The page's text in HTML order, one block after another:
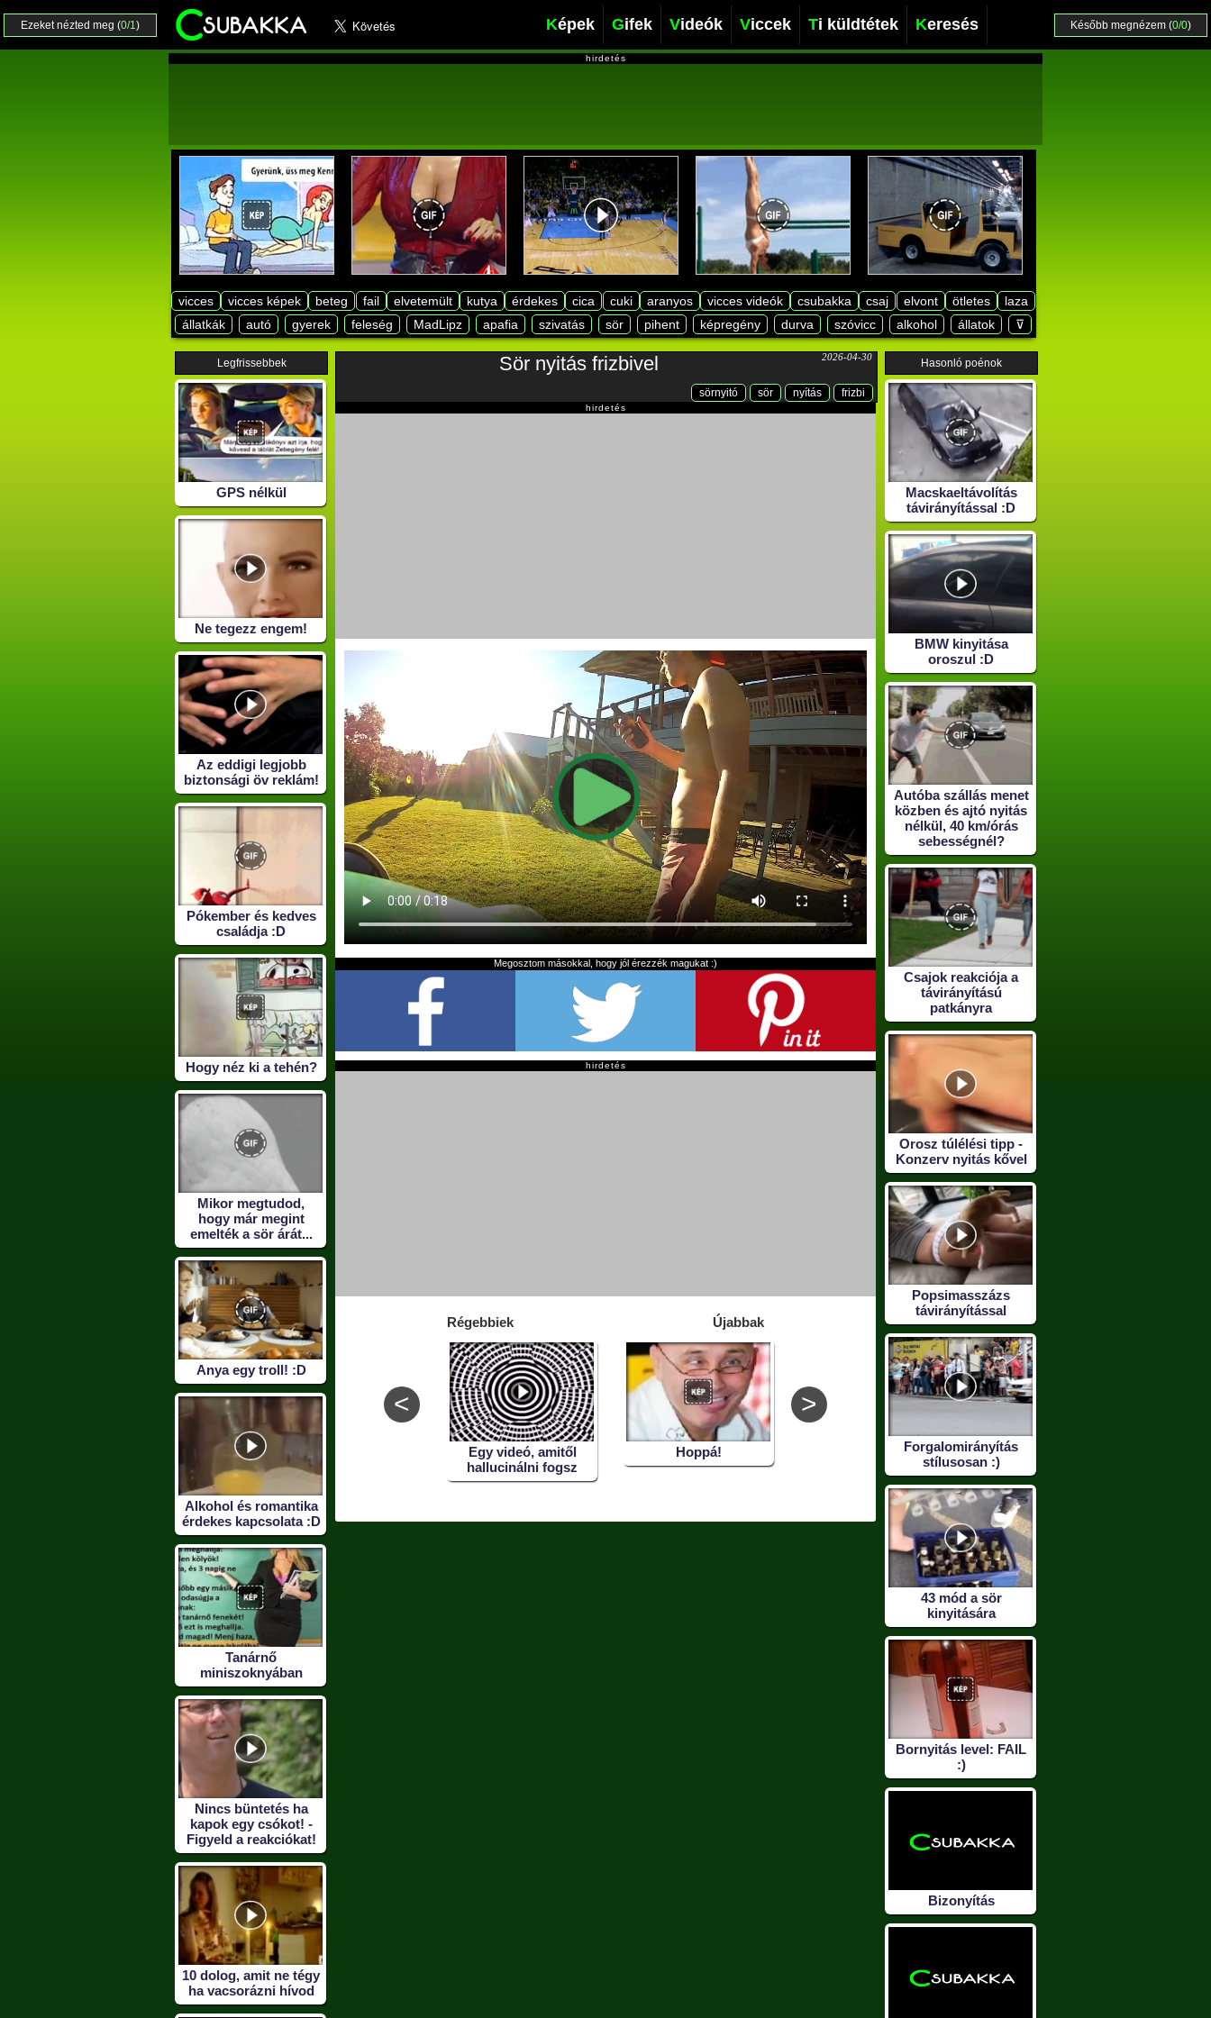
Ezeket nézted meg (0/1) Később megnézem (0/0)
Képek Gifek Videók Viccek Ti küldtétek Keresés
hirdetés
vicces vicces képek beteg fail elvetemült kutya érdekes cica cuki aranyos vicces videók csubakka csaj elvont ötletes
laza
állatkák
autó gyerek feleség MadLipz apafia szivatás sör pihent képregény durva szóvicc alkohol állatok ⊽
Legfrissebbek
GPS nélkül
Ne tegezz engem!
Az eddigi legjobb
biztonsági öv reklám!
Pókember és kedves
családja :D
Hogy néz ki a tehén?
Mikor megtudod,
hogy már megint
emelték a sör árát...
Anya egy troll! :D
Alkohol és romantika
érdekes kapcsolata :D
Tanárnő
miniszoknyában
Nincs büntetés ha
kapok egy csókot! -
Figyeld a reakciókat!
10 dolog, amit ne tégy
ha vacsorázni hívod
2026-04-30
Sör nyitás frizbivel
frizbi
nyítás
sör
sörnyitó
hirdetés
Megosztom másokkal, hogy jól érezzék magukat :)
hirdetés
<
Régebbiek Újabbak
Micsoda boldogság!
A gyep már megvan,
leszek, és rászokok a
reggae zenére is! :)
Egy videó, amitől
hallucinálni fogsz
Hoppá! Allahu akbar
Nincs labdaérzéked?
Megérdemled! :D
>
Hasonló poénok
Macskaeltávolítás
távirányítással :D
BMW kinyitása
oroszul :D
Autóba szállás menet
közben és ajtó nyitás
nélkül, 40 km/órás
sebességnél?
Csajok reakciója a
távirányítású
patkányra
Orosz túlélési tipp -
Konzerv nyitás kővel
Popsimasszázs
távirányítással
Forgalomirányítás
stílusosan :)
43 mód a sör
kinyitására
Bornyitás level: FAIL
:)
Bizonyítás